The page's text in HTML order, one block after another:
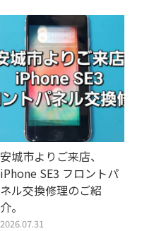
安城市よりご来店、
iPhone SE3 フロントパ
ネル交換修理のご紹
介。
2026.07.31